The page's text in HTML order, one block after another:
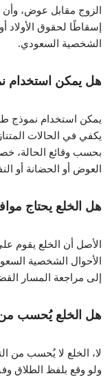
الزوج مقابل عوض، وأن
إسقاطًا لحقوق الأولاد
الشخصية السعودي.
هل يمكن استخدام
يمكن استخدام نموذج
يكفي في الحالات
بحسب وقائع الحالة،
العوض أو الحضانة أو
هل الخلع يحتاج
الأصل أن الخلع يقوم
الأحوال الشخصية
إلى مراجعة المسار
هل الخلع يُحسب من
لا، الخلع لا يُحسب من
ولو وقع بلفظ الطلاق